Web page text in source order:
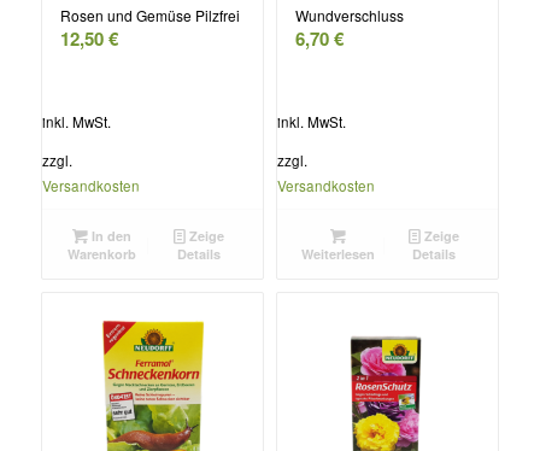
Rosen und Gemüse Pilzfrei
12,50€
inkl. MwSt.
zzgl.
Versandkosten
In den
Warenkorb
Zeige
Details
Wundverschluss
6,70€
inkl. MwSt.
zzgl.
Versandkosten
Weiterlesen
Zeige
Details